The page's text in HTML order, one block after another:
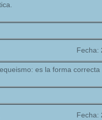
Fecha:
es la forma correcta
Fecha: